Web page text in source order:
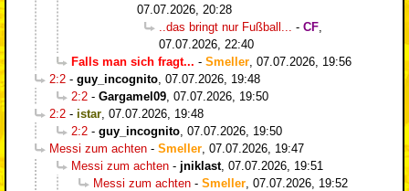
07.07.2026, 20:28
..das bringt nur Fußball...
- CF
07.07.2026, 22:40
Falls man sich fragt... - Smeller 07.07.2026, 19:56
2:2 - guy_incognito 07.07.2026, 19:48
2:2 - Gargamel09 07.07.2026, 19:50
2:2 - istar 07.07.2026, 19:48
2:2 - guy_incognito 07.07.2026, 19:50
Messi zum achten - Smeller 07.07.2026, 19:47
Messi zum achten - jniklast, 07.07.2026, 19:51
Messi zum achten - Smeller 07.07.2026, 19:52